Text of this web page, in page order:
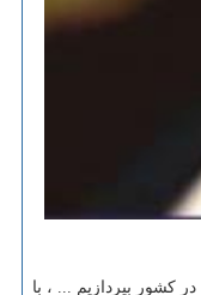
در کشور بپردازیم ... ، با